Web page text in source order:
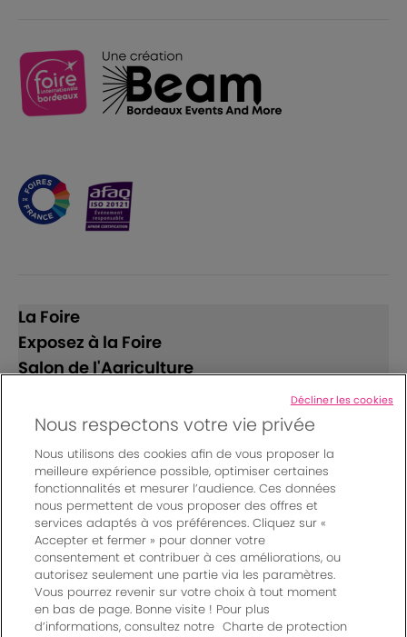
La Foire
Exposez à la Foire
Salon de l'Agriculture
Suivez-nous
© Bordeaux Events And More | Rue Jean Samazeuilh - CS
20088 - 33070 Bordeaux cedex - France
Mentions légales|
Règlement général des manifestations
Un événement organisé par Bordeaux Events And More
Nous respectons votre vie privée
Nous utilisons des cookies afin de vous proposer la
meilleure expérience possible, optimiser certaines
fonctionnalités et mesurer l’audience. Ces données
nous permettent de vous proposer des offres et
services adaptés à vos préférences. Cliquez sur «
Accepter et fermer » pour donner votre
consentement et contribuer à ces améliorations, ou
autorisez seulement une partie via les paramètres.
Vous pourrez revenir sur votre choix à tout moment
en bas de page. Bonne visite ! Pour plus
d’informations, consultez notre Charte de protection
Décliner les cookies